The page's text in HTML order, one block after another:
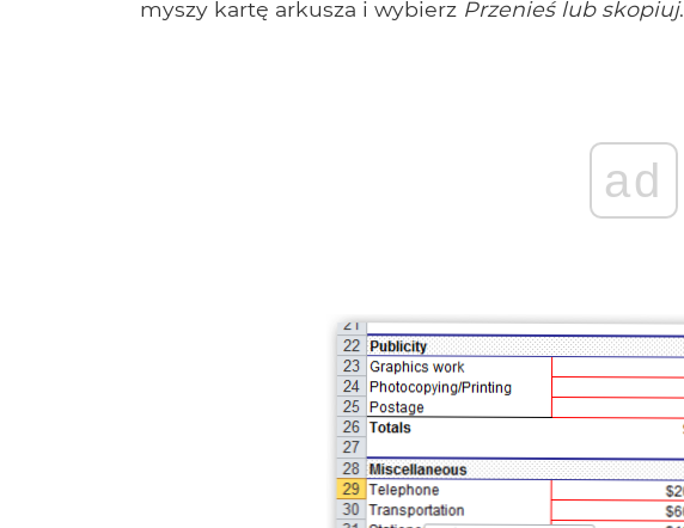
myszy kartę arkusza i wybierz Przenieś lub skopiuj.
ad